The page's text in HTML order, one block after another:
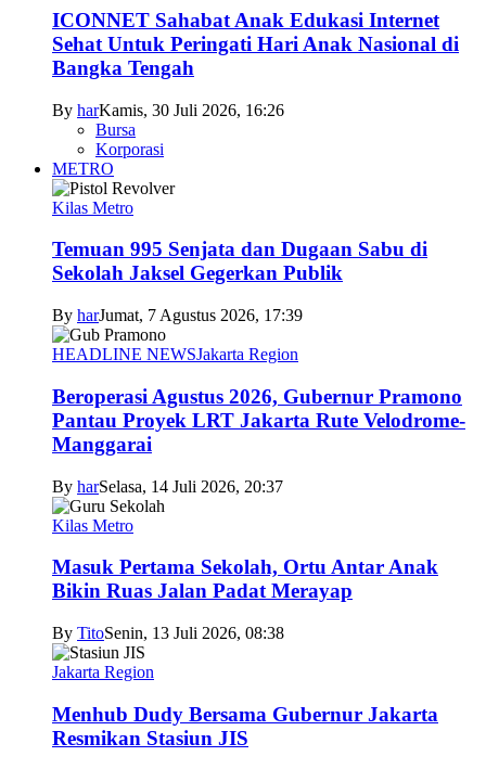
ICONNET Sahabat Anak Edukasi Internet
Sehat Untuk Peringati Hari Anak Nasional di
Bangka Tengah
By harKamis, 30 Juli 2026, 16:26
Bursa
Korporasi
METRO
Kilas Metro
Temuan 995 Senjata dan Dugaan Sabu di
Sekolah Jaksel Gegerkan Publik
By harJumat, 7 Agustus 2026, 17:39
HEADLINE NEWSJakarta Region
Beroperasi Agustus 2026, Gubernur Pramono
Pantau Proyek LRT Jakarta Rute Velodrome-
Manggarai
By harSelasa, 14 Juli 2026, 20:37
Kilas Metro
Masuk Pertama Sekolah, Ortu Antar Anak
Bikin Ruas Jalan Padat Merayap
By TitoSenin, 13 Juli 2026, 08:38
Jakarta Region
Menhub Dudy Bersama Gubernur Jakarta
Resmikan Stasiun JIS